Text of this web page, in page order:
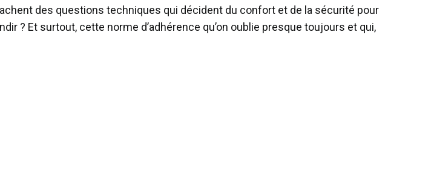
des questions techniques qui décident du confort et de la sécurité pour
? Et surtout, cette norme d’adhérence qu’on oublie presque toujours et qui,